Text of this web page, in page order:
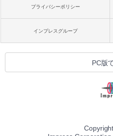
プライバシーポリシー
インプレスグループ
PC版